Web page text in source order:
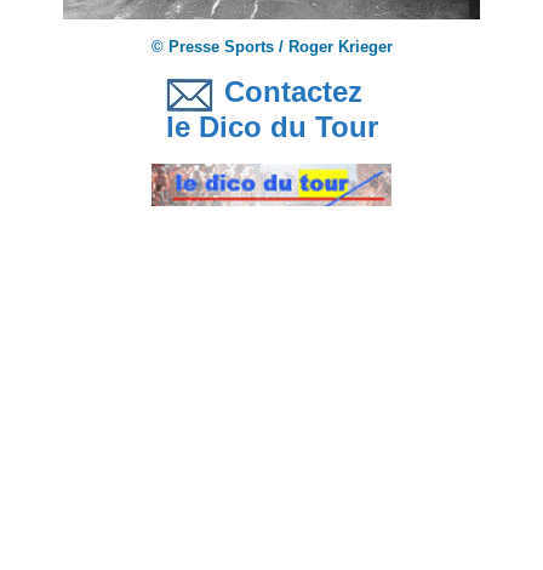
© Presse Sports / Roger Krieger
Contactez
le Dico du Tour